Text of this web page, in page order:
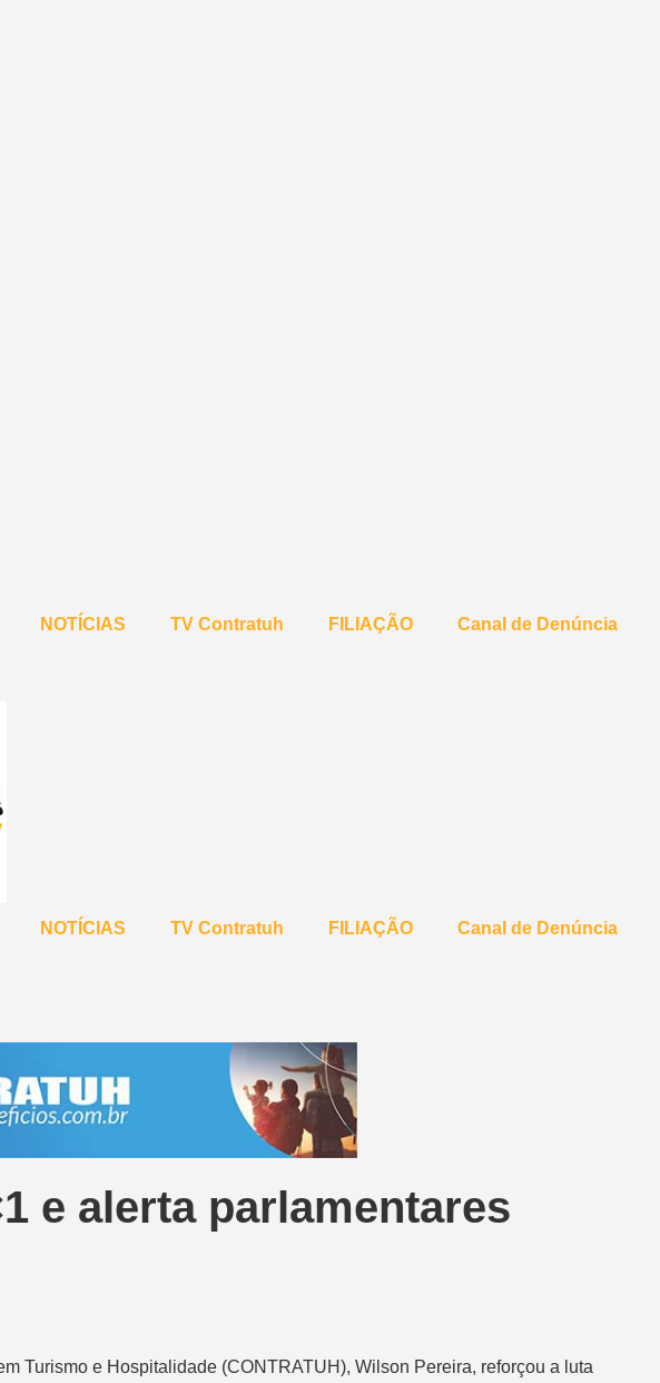
NOTÍCIAS TV Contratuh FILIAÇÃO Canal de Denúncia
NOTÍCIAS TV Contratuh FILIAÇÃO Canal de Denúncia
e alerta parlamentares
Turismo e Hospitalidade (CONTRATUH), Wilson Pereira, reforçou a luta